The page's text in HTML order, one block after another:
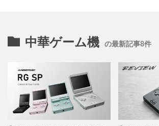
中華ゲーム機 の最新記事8件